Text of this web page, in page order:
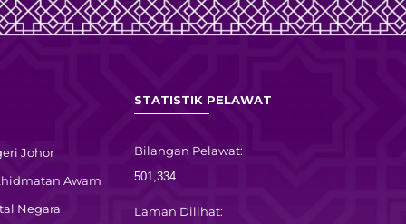
Johor
Awam
Negara
STATISTIK PELAWAT
Bilangan Pelawat:
501,334
Laman Dilihat: